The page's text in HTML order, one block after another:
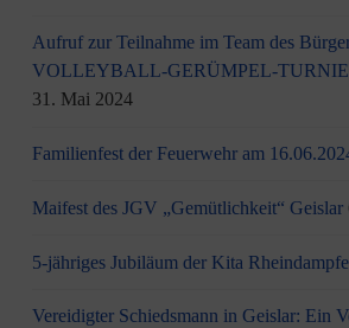
Aufruf zur Teilnahme im Team des
VOLLEYBALL-GERÜMPEL-
31. Mai 2024
Familienfest der Feuerwehr am
Maifest des JGV „Gemütlichkeit“ Geislar
5-jähriges Jubiläum der Kita
Vereidigter Schiedsmann in Geislar: Ein